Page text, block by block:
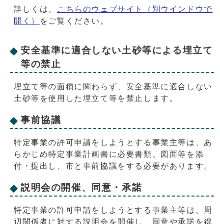
詳しくは、 こちらのウェブサイト
（別ウインドウで
開く）
をご覧ください。
安全基準に適合しない土砂等による埋立て
等の禁止
埋立て等の面積に関わらず、安全基準に適合しない
土砂等を使用した埋立て等を禁止します。
事前協議
特定事業の許可申請をしようとする事業主等は、あ
らかじめ特定事業計画書に必要書類、図面等を添
付・提出し、市と事前協議をする必要があります。
説明会の開催、同意・承諾
特定事業の許可申請をしようとする事業主等は、周
辺関係者に対する説明会を開催し、同意や承諾を得